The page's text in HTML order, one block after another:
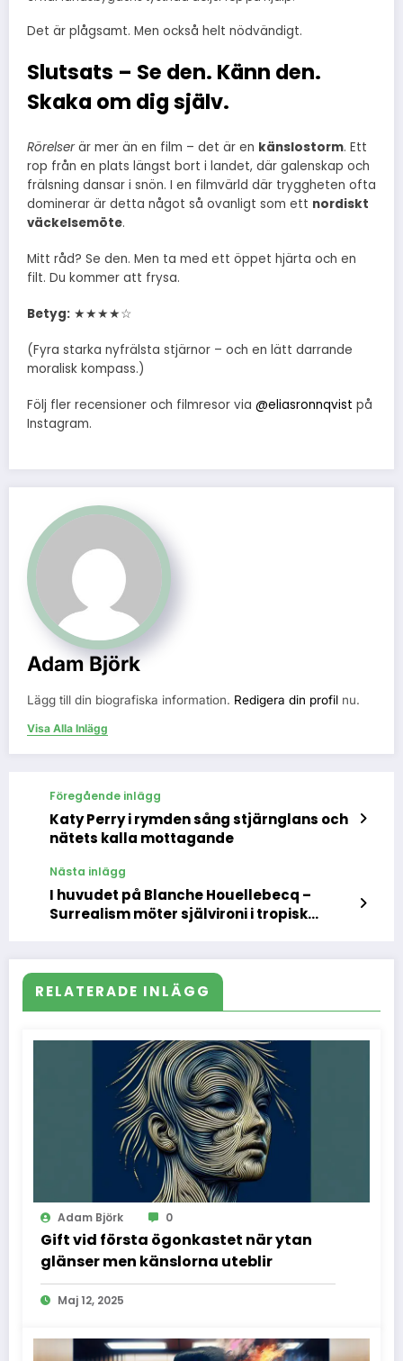
Det är plågsamt. Men också helt nödvändigt.
Slutsats – Se den. Känn den.
Skaka om dig själv.
Rörelserär mer än en film – det är en känslostorm. Ett
rop från en plats längst bort i landet, där galenskap och
frälsning dansar i snön. I en filmvärld där tryggheten ofta
dominerar är detta något så ovanligt som ett nordiskt
väckelsemöte.
Mitt råd? Se den. Men ta med ett öppet hjärta och en
filt. Du kommer att frysa.
Betyg: ★★★★☆
(Fyra starka nyfrälsta stjärnor – och en lätt darrande
moralisk kompass.)
Följ fler recensioner och filmresor via @eliasronnqvist på
Instagram.
Adam Björk
Lägg till din biografiska information. Redigera din profil nu.
Visa Alla Inlägg
Föregående inlägg
Katy Perry i rymden sång stjärnglans och
nätets kalla mottagande
Nästa inlägg
I huvudet på Blanche Houellebecq –
Surrealism möter självironi i tropisk
RELATERADE INLÄGG
Adam Björk 0
Gift vid första ögonkastet när ytan
glänser men känslorna uteblir
Maj 12, 2025